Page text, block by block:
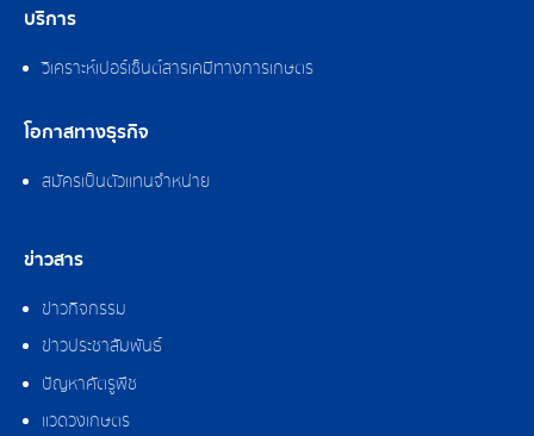
บริการ
วิเคราะห์เปอร์เซ็นต์สารเคมีทางการเกษตร
โอกาสทางธุรกิจ
สมัครเป็นตัวแทนจำหน่าย
ข่าวสาร
ข่าวกิจกรรม
ข่าวประชาสัมพันธ์
ปัญหาศัตรูพืช
แวดวงเกษตร